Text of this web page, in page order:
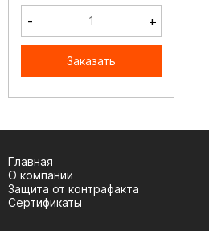
- +
Заказать
Главная
О компании
Защита от контрафакта
Сертификаты